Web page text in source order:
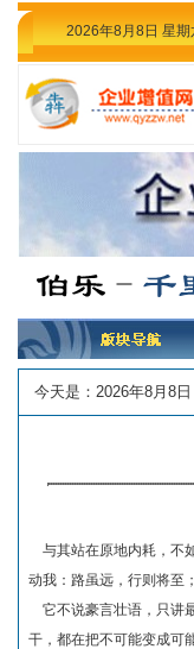
2026年8月8日 星期
今天是： 2026年8月8
与其站在原地内耗，不
动我：路虽远，行则将至
它不说豪言壮语，只讲
干，都在把不可能变成可